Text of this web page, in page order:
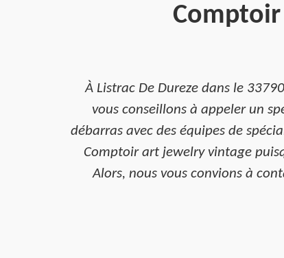
À Listrac De Dureze dans le
vous conseillons à appeler un
débarras avec des équipes de
Comptoir art jewelry vintage
Alors, nous vous convions à